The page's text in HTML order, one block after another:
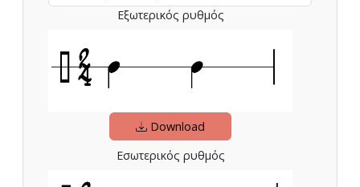
Εξωτερικός ρυθμός
Download
Εσωτερικός ρυθμός